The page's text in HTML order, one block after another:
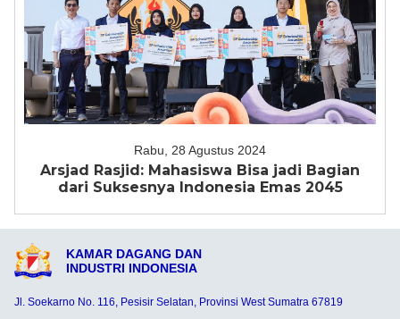
Rabu, 28 Agustus 2024
Arsjad Rasjid: Mahasiswa Bisa jadi Bagian
dari Suksesnya Indonesia Emas 2045
KAMAR DAGANG DAN
INDUSTRI INDONESIA
Jl. Soekarno No. 116, Pesisir Selatan, Provinsi West Sumatra 67819